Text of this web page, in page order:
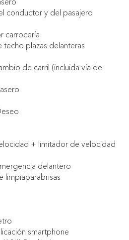
conductor y del pasajero
carrocería
techo plazas delanteras
de carril (incluida vía de
+ limitador de velocidad
delantero
limpiaparabrisas
smartphone